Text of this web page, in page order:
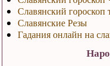
Славянский гороскоп
Славянские Резы
Гадания онлайн на